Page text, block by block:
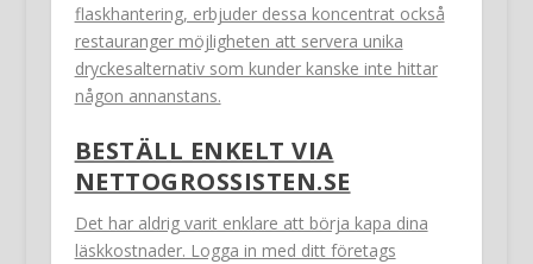
flaskhantering, erbjuder dessa koncentrat också
restauranger möjligheten att servera unika
dryckesalternativ som kunder kanske inte hittar
någon annanstans.
BESTÄLL ENKELT VIA
NETTOGROSSISTEN.SE
Det har aldrig varit enklare att börja kapa dina
läskkostnader. Logga in med ditt företags